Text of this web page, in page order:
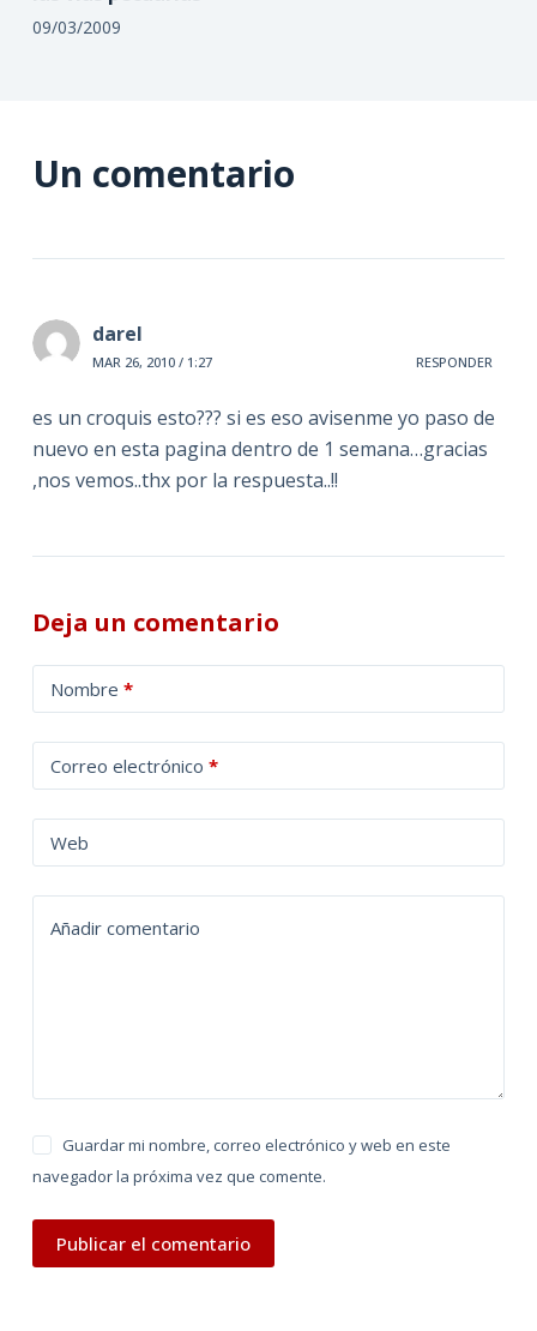
09/03/2009
Un comentario
darel
MAR 26, 2010 / 1:27 RESPONDER
es un croquis esto??? si es eso avisenme yo paso de
nuevo en esta pagina dentro de 1 semana…gracias
,nos vemos..thx por la respuesta..!!
Deja un comentario
Nombre *
Correo electrónico *
Web
Añadir comentario
Guardar mi nombre, correo electrónico y web en este
navegador la próxima vez que comente.
Publicar el comentario
l
t
a
t